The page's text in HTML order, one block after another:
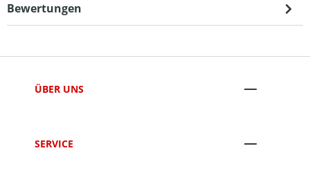
Bewertungen
ÜBER UNS
SERVICE